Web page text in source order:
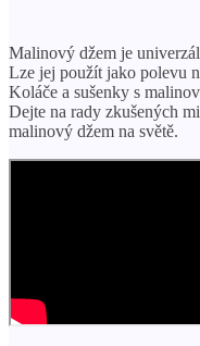
Malinový džem je
Lze jej použít jako polevu
Koláče a sušenky s
Dejte na rady zkušených
malinový džem na světě.